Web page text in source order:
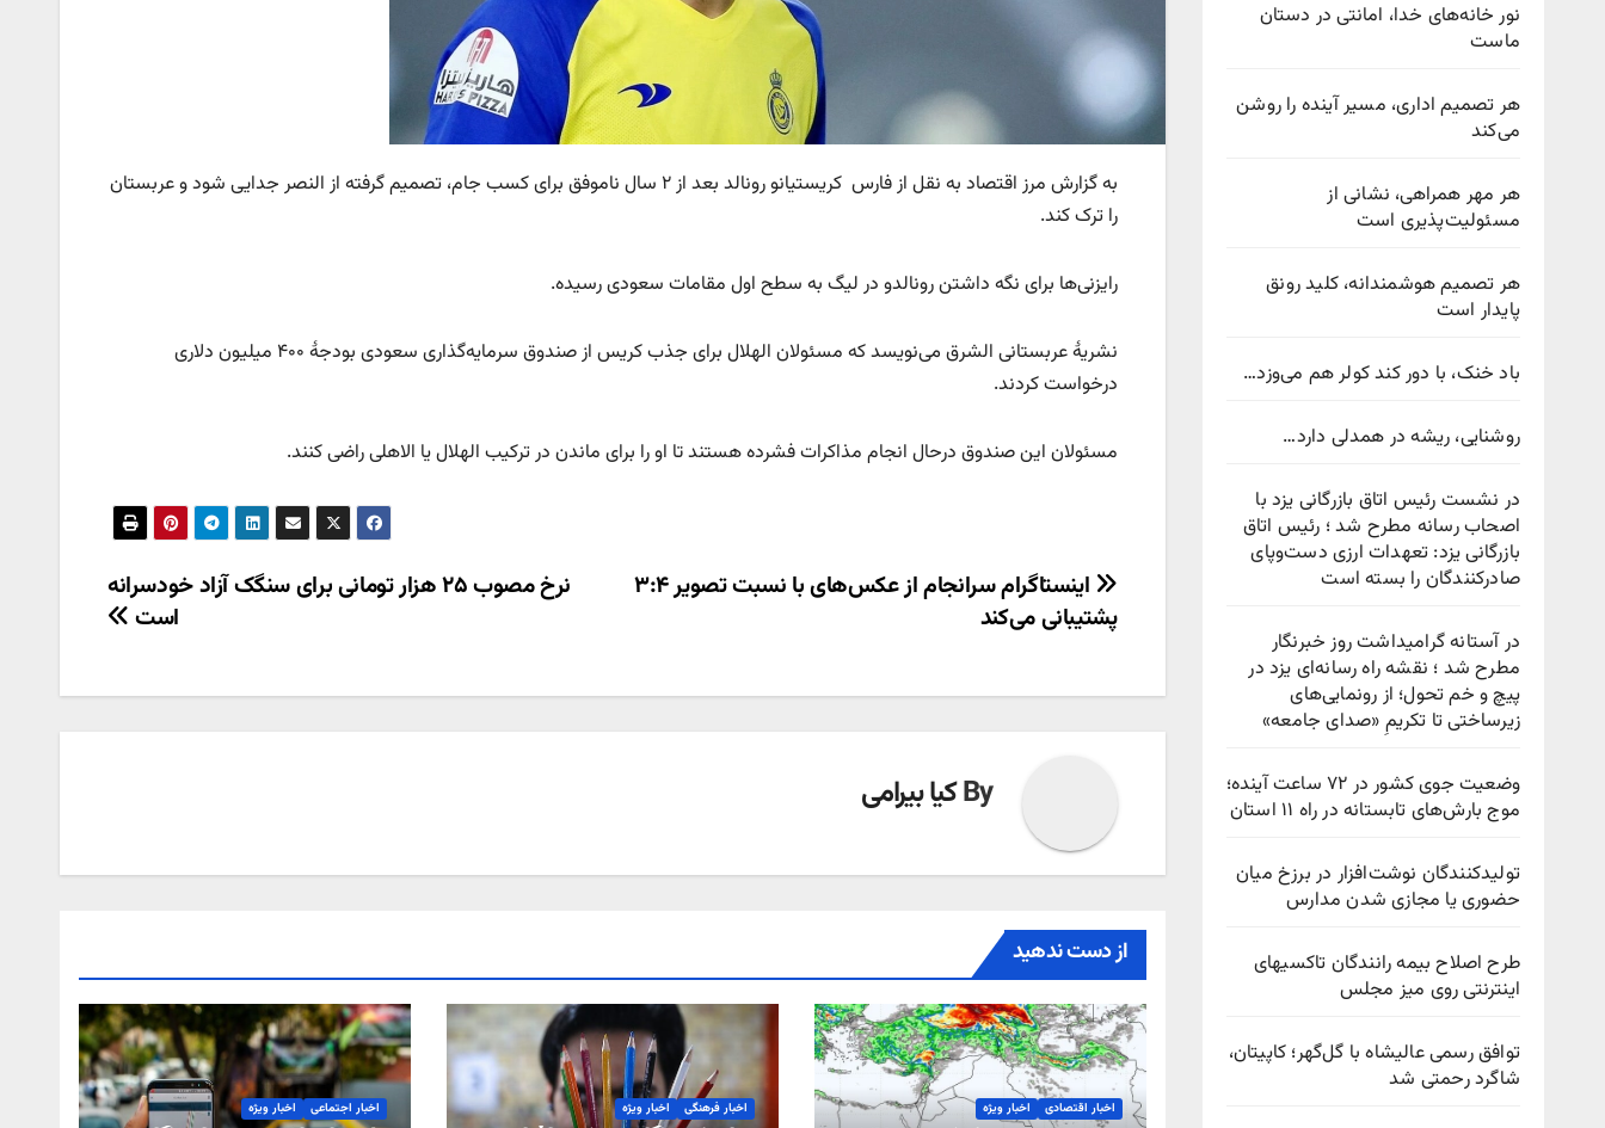
نور خانه‌های خدا، امانتی در دستان
ماست
هر تصمیم اداری، مسیر آینده را روشن
می‌کند
هر مهر همراهی، نشانی از
مسئولیت‌پذیری است
هر تصمیم هوشمندانه، کلید رونق
پایدار است
باد خنک، با دور کند کولر هم می‌وزد…
روشنایی، ریشه در همدلی دارد…
در نشست رئیس اتاق بازرگانی یزد با
اصحاب رسانه مطرح شد ؛ رئیس اتاق
بازرگانی یزد: تعهدات ارزی دست‌وپای
صادرکنندگان را بسته است
در آستانه گرامیداشت روز خبرنگار
مطرح شد ؛ نقشه راه رسانه‌ای یزد در
پیچ‌ و خم تحول؛ از رونمایی‌های
زیرساختی تا تکریمِ «صدای جامعه»
وضعیت جوی کشور در ۷۲ ساعت آینده؛
موج بارش‌های تابستانه در راه ۱۱ استان
تولیدکنندگان نوشت‌افزار در برزخ میان
حضوری یا مجازی شدن مدارس
طرح اصلاح بیمه رانندگان تاکسیهای
اینترنتی روی میز مجلس
توافق رسمی عالیشاه با گل‌گهر؛ کاپیتان،
شاگرد رحمتی شد
به گزارش مرز اقتصاد به نقل از فارس کریستیانو رونالد بعد از ۲ سال ناموفق برای کسب جام، تصمیم گرفته از النصر جدایی شود و عربستان
را ترک کند.
رایزنی‌ها برای نگه داشتن رونالدو در لیگ به سطح اول مقامات سعودی رسیده.
نشریۀ عربستانی الشرق می‌نویسد که مسئولان الهلال برای جذب کریس از صندوق سرمایه‌گذاری سعودی بودجۀ ۴۰۰ میلیون دلاری
درخواست کردند.
مسئولان این صندوق درحال انجام مذاکرات فشرده‌ هستند تا او را برای ماندن در ترکیب الهلال یا الاهلی راضی کنند.
راهبری
نوشته
نرخ مصوب ۲۵ هزار تومانی برای سنگک آزاد خودسرانه
است
اینستاگرام سرانجام از عکس‌های با نسبت تصویر ۳:۴
پشتیبانی می‌کند
Byکیا بیرامی
از دست ندهید
اخبار اقتصادی اخبار ویژه اخبار فرهنگی اخبار ویژه اخبار اجتماعی اخبار ویژه